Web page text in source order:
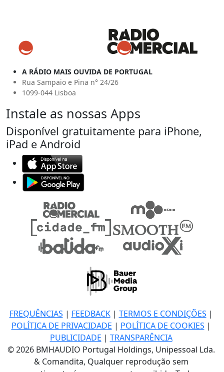
A RÁDIO MAIS OUVIDA DE PORTUGAL
Rua Sampaio e Pina n° 24/26
1099-044 Lisboa
Instale as nossas Apps
Disponível gratuitamente para iPhone,
iPad e Android
FREQUÊNCIAS | FEEDBACK| TERMOS E CONDIÇÕES |
POLÍTICA DE PRIVACIDADE | POLÍTICA DE COOKIES |
PUBLICIDADE | TRANSPARÊNCIA
© 2026 BMHAUDIO Portugal Holdings, Unipessoal Lda.
& Comandita, Qualquer reprodução sem